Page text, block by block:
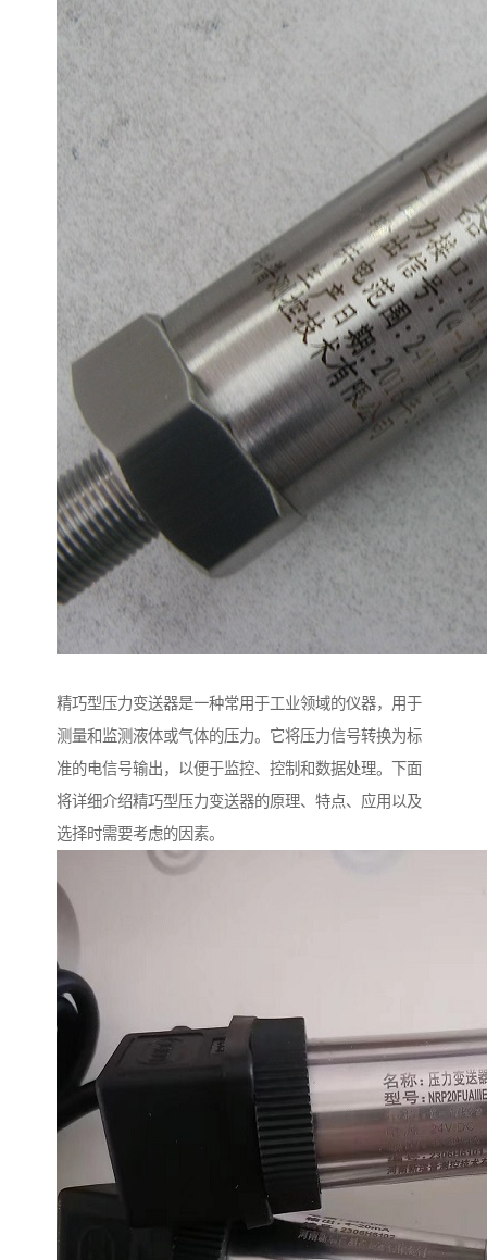
精巧型压力变送器是一种常用于工业领域的仪器，用于
测量和监测液体或气体的压力。它将压力信号转换为标
准的电信号输出，以便于监控、控制和数据处理。下面
将详细介绍精巧型压力变送器的原理、特点、应用以及
选择时需要考虑的因素。